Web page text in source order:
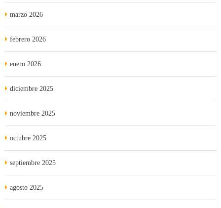
marzo 2026
febrero 2026
enero 2026
diciembre 2025
noviembre 2025
octubre 2025
septiembre 2025
agosto 2025